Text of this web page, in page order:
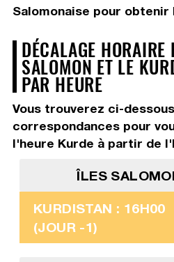
Salomonaise pour obtenir
DÉCALAGE HORAIRE
SALOMON ET LE
PAR HEURE
Vous trouverez ci-
correspondances pour
l'heure Kurde à partir de
ÎLES
KURDISTAN : 16H00
(JOUR -1)